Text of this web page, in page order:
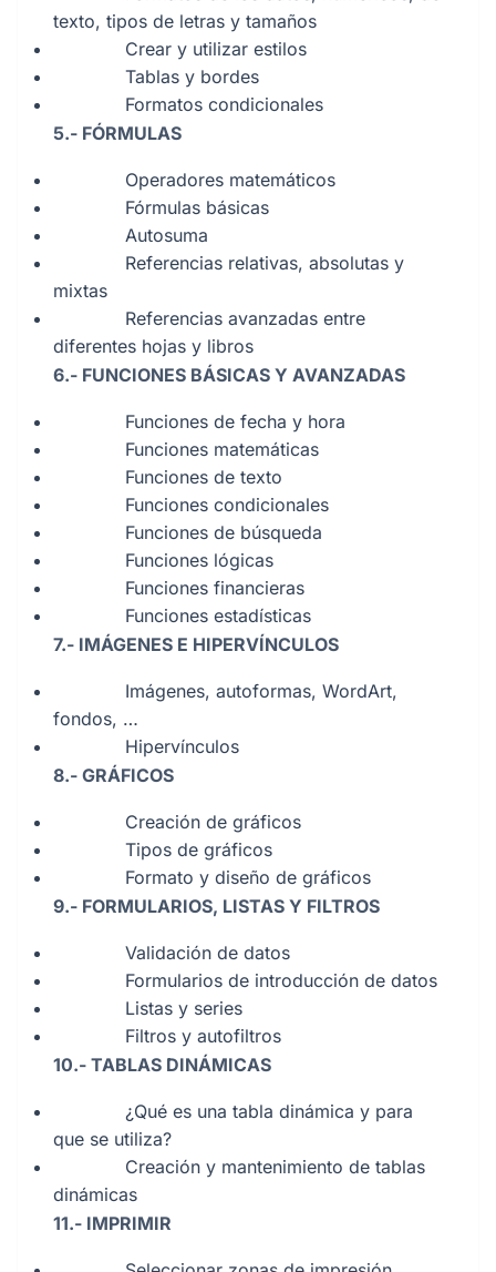
texto, tipos de letras y tamaños
Crear y utilizar estilos
Tablas y bordes
Formatos condicionales
5.- FÓRMULAS
Operadores matemáticos
Fórmulas básicas
Autosuma
Referencias relativas, absolutas y
mixtas
Referencias avanzadas entre
diferentes hojas y libros
6.- FUNCIONES BÁSICAS Y AVANZADAS
Funciones de fecha y hora
Funciones matemáticas
Funciones de texto
Funciones condicionales
Funciones de búsqueda
Funciones lógicas
Funciones financieras
Funciones estadísticas
7.- IMÁGENES E HIPERVÍNCULOS
Imágenes, autoformas, WordArt,
fondos, …
Hipervínculos
8.- GRÁFICOS
Creación de gráficos
Tipos de gráficos
Formato y diseño de gráficos
9.- FORMULARIOS, LISTAS Y FILTROS
Validación de datos
Formularios de introducción de datos
Listas y series
Filtros y autofiltros
10.- TABLAS DINÁMICAS
¿Qué es una tabla dinámica y para
que se utiliza?
Creación y mantenimiento de tablas
dinámicas
11.- IMPRIMIR